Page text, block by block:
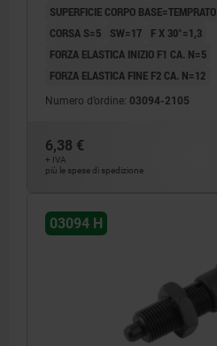
SUPERFICIE CORPO BASE=TEMPRATO
CORSA S=5
SW=17
F X 30°=1,3
FORZA ELASTICA INIZIO F1 CA. N=5
FORZA ELASTICA FINE F2 CA. N=12
Numero d’ordine: 03094-2105
6,38 €
+ IVA
più le spese di spedizione
03094 H